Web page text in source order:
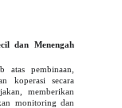
dan Menengah
atas pembinaan,
koperasi secara
memberikan
monitoring dan